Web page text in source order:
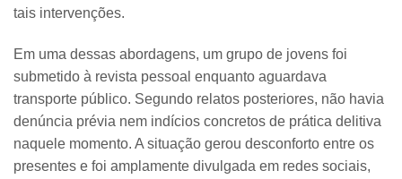
tais intervenções.
Em uma dessas abordagens, um grupo de jovens foi
submetido à revista pessoal enquanto aguardava
transporte público. Segundo relatos posteriores, não havia
denúncia prévia nem indícios concretos de prática delitiva
naquele momento. A situação gerou desconforto entre os
presentes e foi amplamente divulgada em redes sociais,